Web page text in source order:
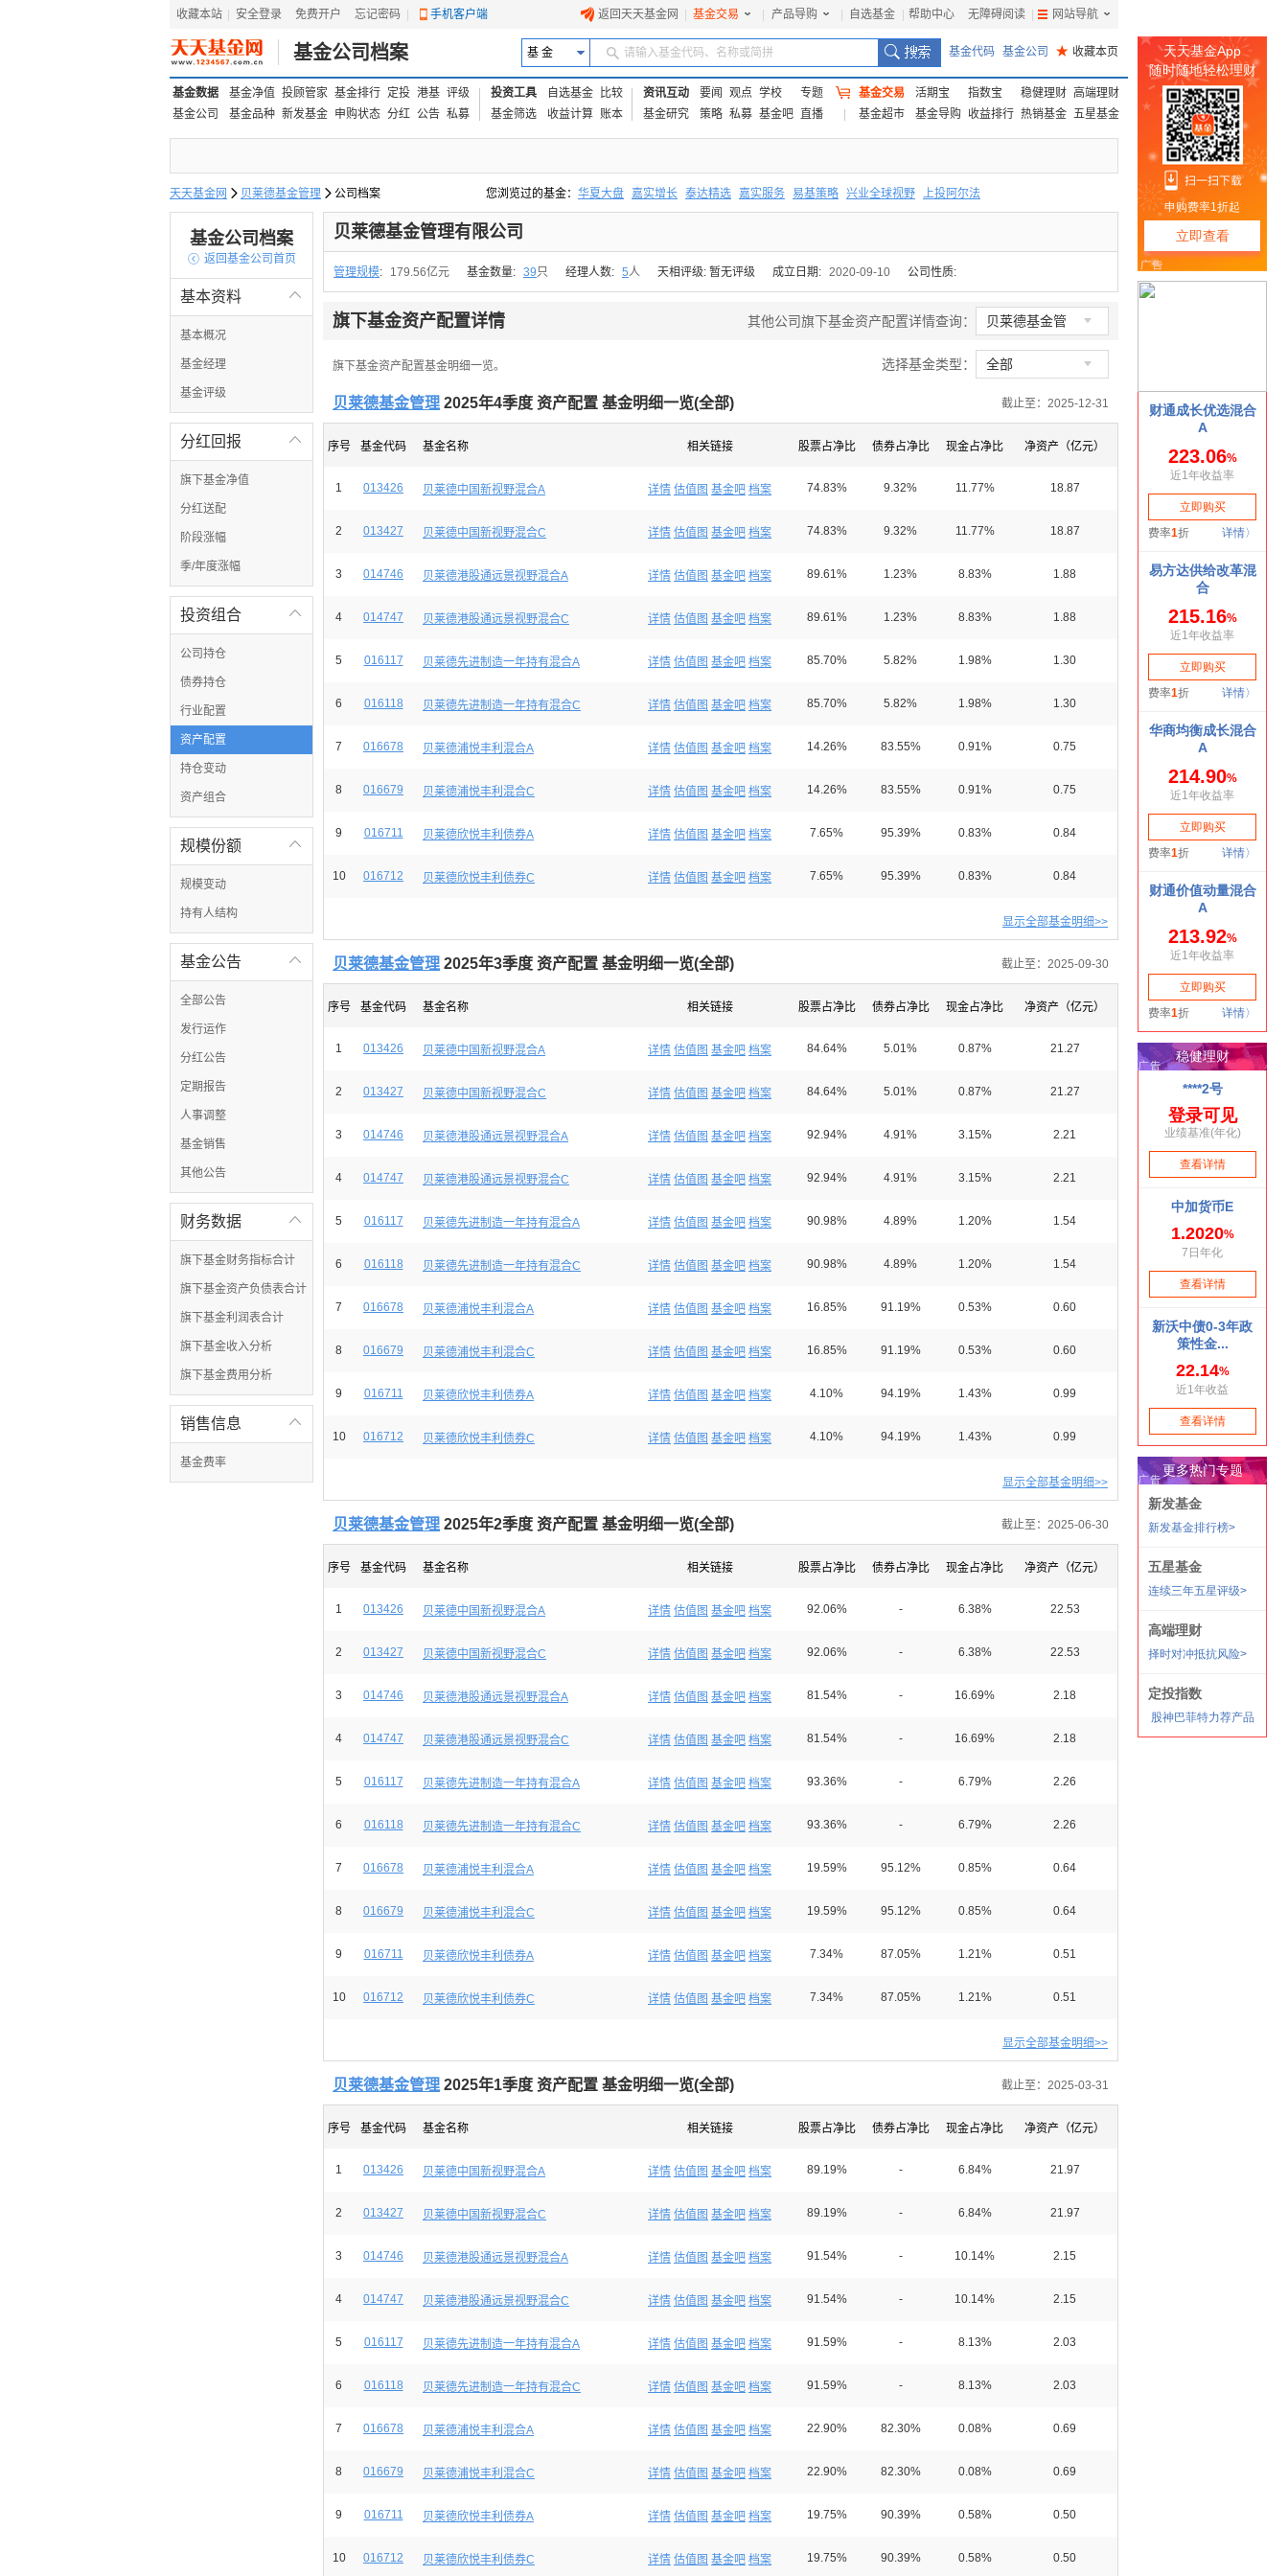
收藏本站 安全登录 免费开户 忘记密码 手机客户端 返回天天基金网 基金交易 产品导购 自选基金 帮助中心 无障碍阅读 网站导航
基金公司档案 基 金 请输入基金代码、名称或简拼 基金代码 基金公司 ★ 收藏本页
基金数据 基金净值 投顾管家 基金排行 定投 港基 评级
基金公司
基金品种 新发基金 申购状态 分红 公告 私募
投资工具 自选基金
比较
基金筛选
收益计算 账本
资讯互动 要闻 观点 学校
专题
基金研究
策略 私募 基金吧 直播
基金交易 活期宝 指数宝 稳健理财 高端理财
基金超市
基金导购 收益排行 热销基金 五星基金
天天基金网  贝莱德基金管理  公司档案 您浏览过的基金： 华夏大盘 嘉实增长 泰达精选 嘉实服务 易基策略 兴业全球视野 上投阿尔法
易方达上证中盘ETF联接A
基金公司档案
 返回基金公司首页

基本资料
基本概况
基金经理
基金评级

分红回报
旗下基金净值
分红送配
阶段涨幅
季/年度涨幅

投资组合
公司持仓
债券持仓
行业配置
资产配置
持仓变动
资产组合

规模份额
规模变动
持有人结构

基金公告
全部公告
发行运作
分红公告
定期报告
人事调整
基金销售
其他公告

财务数据
旗下基金财务指标合计
旗下基金资产负债表合计
旗下基金利润表合计
旗下基金收入分析
旗下基金费用分析

销售信息
基金费率
贝莱德基金管理有限公司
管理规模: 179.56亿元 基金数量: 39只 经理人数: 5人 天相评级: 暂无评级 成立日期: 2020-09-10 公司性质:
旗下基金资产配置详情 其他公司旗下基金资产配置详情查询：
贝莱德基金管
理

旗下基金资产配置基金明细一览。 全部 
选择基金类型：
贝莱德基金管理 2025年4季度 资产配置 基金明细一览(全部) 截止至：2025-12-31
序号 基金代码 基金名称 相关链接 股票占净比 债券占净比 现金占净比 净资产（亿元）
1 013426 贝莱德中国新视野混合A 详情 估值图 基金吧 档案 74.83% 9.32% 11.77% 18.87
2 013427 贝莱德中国新视野混合C 详情 估值图 基金吧 档案 74.83% 9.32% 11.77% 18.87
3 014746 贝莱德港股通远景视野混合A 详情 估值图 基金吧 档案 89.61% 1.23% 8.83% 1.88
4 014747 贝莱德港股通远景视野混合C 详情 估值图 基金吧 档案 89.61% 1.23% 8.83% 1.88
5 016117 贝莱德先进制造一年持有混合A 详情 估值图 基金吧 档案 85.70% 5.82% 1.98% 1.30
6 016118 贝莱德先进制造一年持有混合C 详情 估值图 基金吧 档案 85.70% 5.82% 1.98% 1.30
7 016678 贝莱德浦悦丰利混合A 详情 估值图 基金吧 档案 14.26% 83.55% 0.91% 0.75
8 016679 贝莱德浦悦丰利混合C 详情 估值图 基金吧 档案 14.26% 83.55% 0.91% 0.75
9 016711 贝莱德欣悦丰利债券A 详情 估值图 基金吧 档案 7.65% 95.39% 0.83% 0.84
10 016712 贝莱德欣悦丰利债券C 详情 估值图 基金吧 档案 7.65% 95.39% 0.83% 0.84
显示全部基金明细>>
贝莱德基金管理 2025年3季度 资产配置 基金明细一览(全部) 截止至：2025-09-30
序号 基金代码 基金名称 相关链接 股票占净比 债券占净比 现金占净比 净资产（亿元）
1 013426 贝莱德中国新视野混合A 详情 估值图 基金吧 档案 84.64% 5.01% 0.87% 21.27
2 013427 贝莱德中国新视野混合C 详情 估值图 基金吧 档案 84.64% 5.01% 0.87% 21.27
3 014746 贝莱德港股通远景视野混合A 详情 估值图 基金吧 档案 92.94% 4.91% 3.15% 2.21
4 014747 贝莱德港股通远景视野混合C 详情 估值图 基金吧 档案 92.94% 4.91% 3.15% 2.21
5 016117 贝莱德先进制造一年持有混合A 详情 估值图 基金吧 档案 90.98% 4.89% 1.20% 1.54
6 016118 贝莱德先进制造一年持有混合C 详情 估值图 基金吧 档案 90.98% 4.89% 1.20% 1.54
7 016678 贝莱德浦悦丰利混合A 详情 估值图 基金吧 档案 16.85% 91.19% 0.53% 0.60
8 016679 贝莱德浦悦丰利混合C 详情 估值图 基金吧 档案 16.85% 91.19% 0.53% 0.60
9 016711 贝莱德欣悦丰利债券A 详情 估值图 基金吧 档案 4.10% 94.19% 1.43% 0.99
10 016712 贝莱德欣悦丰利债券C 详情 估值图 基金吧 档案 4.10% 94.19% 1.43% 0.99
显示全部基金明细>>
贝莱德基金管理 2025年2季度 资产配置 基金明细一览(全部) 截止至：2025-06-30
序号 基金代码 基金名称 相关链接 股票占净比 债券占净比 现金占净比 净资产（亿元）
1 013426 贝莱德中国新视野混合A 详情 估值图 基金吧 档案 92.06% - 6.38% 22.53
2 013427 贝莱德中国新视野混合C 详情 估值图 基金吧 档案 92.06% - 6.38% 22.53
3 014746 贝莱德港股通远景视野混合A 详情 估值图 基金吧 档案 81.54% - 16.69% 2.18
4 014747 贝莱德港股通远景视野混合C 详情 估值图 基金吧 档案 81.54% - 16.69% 2.18
5 016117 贝莱德先进制造一年持有混合A 详情 估值图 基金吧 档案 93.36% - 6.79% 2.26
6 016118 贝莱德先进制造一年持有混合C 详情 估值图 基金吧 档案 93.36% - 6.79% 2.26
7 016678 贝莱德浦悦丰利混合A 详情 估值图 基金吧 档案 19.59% 95.12% 0.85% 0.64
8 016679 贝莱德浦悦丰利混合C 详情 估值图 基金吧 档案 19.59% 95.12% 0.85% 0.64
9 016711 贝莱德欣悦丰利债券A 详情 估值图 基金吧 档案 7.34% 87.05% 1.21% 0.51
10 016712 贝莱德欣悦丰利债券C 详情 估值图 基金吧 档案 7.34% 87.05% 1.21% 0.51
显示全部基金明细>>
贝莱德基金管理 2025年1季度 资产配置 基金明细一览(全部) 截止至：2025-03-31
序号 基金代码 基金名称 相关链接 股票占净比 债券占净比 现金占净比 净资产（亿元）
1 013426 贝莱德中国新视野混合A 详情 估值图 基金吧 档案 89.19% - 6.84% 21.97
2 013427 贝莱德中国新视野混合C 详情 估值图 基金吧 档案 89.19% - 6.84% 21.97
3 014746 贝莱德港股通远景视野混合A 详情 估值图 基金吧 档案 91.54% - 10.14% 2.15
4 014747 贝莱德港股通远景视野混合C 详情 估值图 基金吧 档案 91.54% - 10.14% 2.15
5 016117 贝莱德先进制造一年持有混合A 详情 估值图 基金吧 档案 91.59% - 8.13% 2.03
6 016118 贝莱德先进制造一年持有混合C 详情 估值图 基金吧 档案 91.59% - 8.13% 2.03
7 016678 贝莱德浦悦丰利混合A 详情 估值图 基金吧 档案 22.90% 82.30% 0.08% 0.69
8 016679 贝莱德浦悦丰利混合C 详情 估值图 基金吧 档案 22.90% 82.30% 0.08% 0.69
9 016711 贝莱德欣悦丰利债券A 详情 估值图 基金吧 档案 19.75% 90.39% 0.58% 0.50
10 016712 贝莱德欣悦丰利债券C 详情 估值图 基金吧 档案 19.75% 90.39% 0.58% 0.50